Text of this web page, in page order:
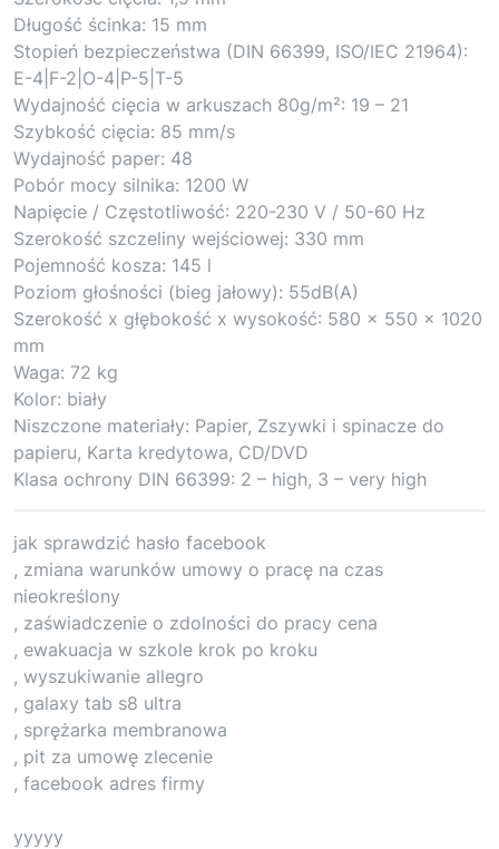
Długość ścinka: 15 mm
Stopień bezpieczeństwa (DIN 66399, ISO/IEC 21964):
E-4|F-2|O-4|P-5|T-5
Wydajność cięcia w arkuszach 80g/m²: 19 – 21
Szybkość cięcia: 85 mm/s
Wydajność paper: 48
Pobór mocy silnika: 1200 W
Napięcie / Częstotliwość: 220-230 V / 50-60 Hz
Szerokość szczeliny wejściowej: 330 mm
Pojemność kosza: 145 l
Poziom głośności (bieg jałowy): 55dB(A)
Szerokość x głębokość x wysokość: 580 x 550 x 1020
mm
Waga: 72 kg
Kolor: biały
Niszczone materiały: Papier, Zszywki i spinacze do
papieru, Karta kredytowa, CD/DVD
Klasa ochrony DIN 66399: 2 – high, 3 – very high
jak sprawdzić hasło facebook
, zmiana warunków umowy o pracę na czas
nieokreślony
, zaświadczenie o zdolności do pracy cena
, ewakuacja w szkole krok po kroku
, wyszukiwanie allegro
, galaxy tab s8 ultra
, sprężarka membranowa
, pit za umowę zlecenie
, facebook adres firmy
yyyyy